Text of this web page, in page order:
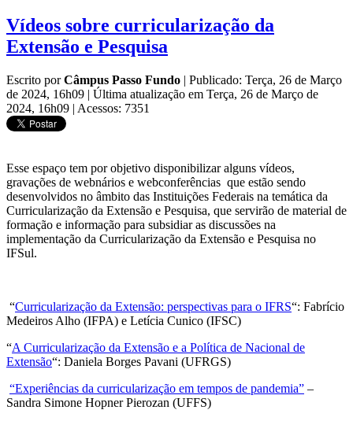
Vídeos sobre curricularização da
Extensão e Pesquisa
Escrito porCâmpus Passo Fundo | Publicado: Terça, 26 de Março
de 2024, 16h09 | Última atualização em Terça, 26 de Março de
2024, 16h09 | Acessos: 7351
Esse espaço tem por objetivo disponibilizar alguns vídeos,
gravações de webnários e webconferências que estão sendo
desenvolvidos no âmbito das Instituições Federais na temática da
Curricularização da Extensão e Pesquisa, que servirão de material de
formação e informação para subsidiar as discussões na
implementação da Curricularização da Extensão e Pesquisa no
IFSul.
“Curricularização da Extensão: perspectivas para o IFRS“: Fabrício
Medeiros Alho (IFPA) e Letícia Cunico (IFSC)
“A Curricularização da Extensão e a Política de Nacional de
Extensão“: Daniela Borges Pavani (UFRGS)
“Experiências da curricularização em tempos de pandemia” –
Sandra Simone Hopner Pierozan (UFFS)